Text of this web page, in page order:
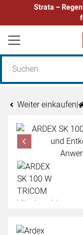
Strata –
Zum
Weiter einkaufen|
Zur Kaufbox